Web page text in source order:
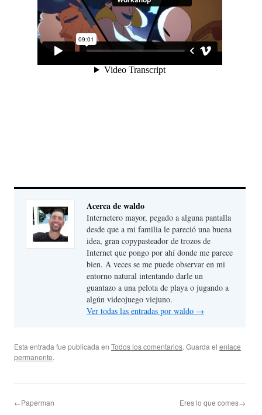
Acerca de waldo
Internetero mayor, pegado a alguna pantalla
desde que a mi familia le pareció una buena
idea, gran copypasteador de trozos de
Internet que pongo por ahí donde me parece
bien. A veces se me puede observar en mi
entorno natural intentando darle un
guantazo a una pelota de playa o jugando a
algún videojuego viejuno.
Ver todas las entradas por waldo →
Esta entrada fue publicada en Todos los comentarios. Guarda el enlace
permanente.
←Paperman Eres lo que comes→